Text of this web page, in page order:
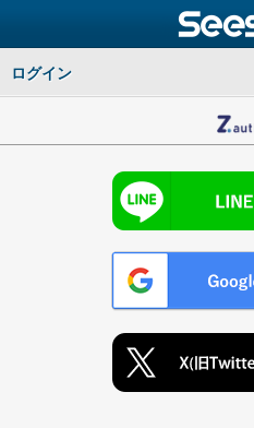
ログイン